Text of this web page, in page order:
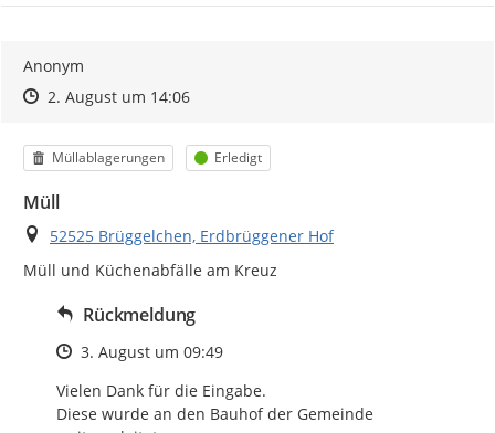
Anonym
Zeitpunkt des Erstellens
Zeitpunkt des Erstellens
2. August um 14:06Zur Äußerung
Kategorie
Müllablagerungen Status
Erledigt
Müll
Ort
52525 Brüggelchen, Erdbrüggener Hof
Müll und Küchenabfälle am Kreuz
Rückmeldung
Zeitpunkt des Erstellens
3. August um 09:49
Vielen Dank für die Eingabe.
Diese wurde an den Bauhof der Gemeinde